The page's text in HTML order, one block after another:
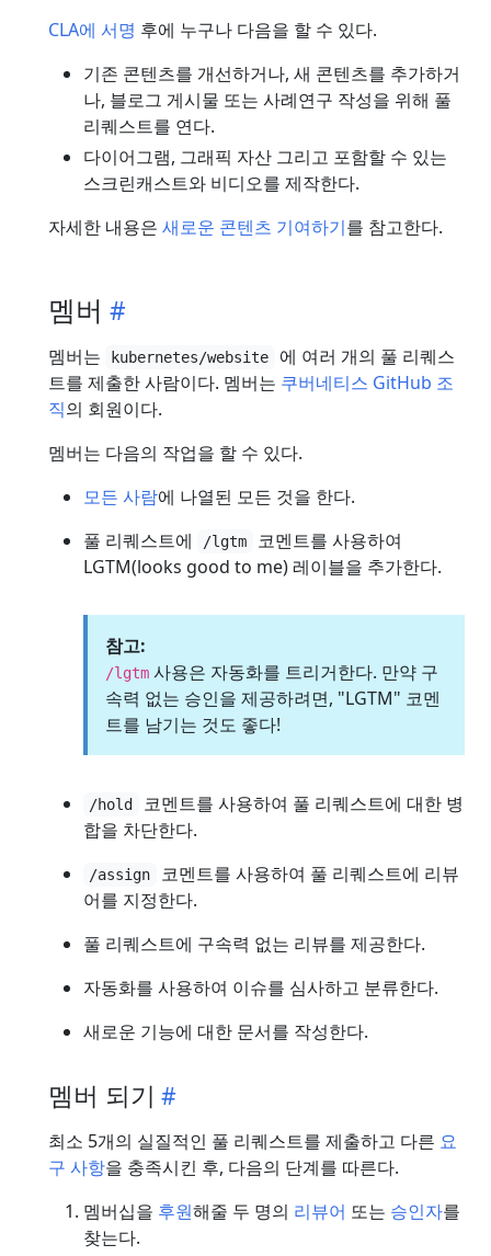
CLA에 서명 후에 누구나 다음을 할 수 있다.
기존 콘텐츠를 개선하거나, 새 콘텐츠를 추가하거
나, 블로그 게시물 또는 사례연구 작성을 위해 풀
리퀘스트를 연다.
다이어그램, 그래픽 자산 그리고 포함할 수 있는
스크린캐스트와 비디오를 제작한다.
자세한 내용은 새로운 콘텐츠 기여하기를 참고한다.
멤버
멤버는 kubernetes/website
에 여러 개의 풀 리퀘스
트를 제출한 사람이다. 멤버는 쿠버네티스 GitHub 조
직의 회원이다.
멤버는 다음의 작업을 할 수 있다.
모든 사람에 나열된 모든 것을 한다.
풀 리퀘스트에
/lgtm
코멘트를 사용하여
LGTM(looks good to me) 레이블을 추가한다.
참고:
/lgtm 사용은 자동화를 트리거한다. 만약 구
속력 없는 승인을 제공하려면, "LGTM" 코멘
트를 남기는 것도 좋다!
/hold
코멘트를 사용하여 풀 리퀘스트에 대한 병
합을 차단한다.
/assign
코멘트를 사용하여 풀 리퀘스트에 리뷰
어를 지정한다.
풀 리퀘스트에 구속력 없는 리뷰를 제공한다.
자동화를 사용하여 이슈를 심사하고 분류한다.
새로운 기능에 대한 문서를 작성한다.
멤버 되기
최소 5개의 실질적인 풀 리퀘스트를 제출하고 다른 요
구 사항을 충족시킨 후, 다음의 단계를 따른다.
멤버십을 후원해줄 두 명의 리뷰어 또는 승인자를
찾는다.